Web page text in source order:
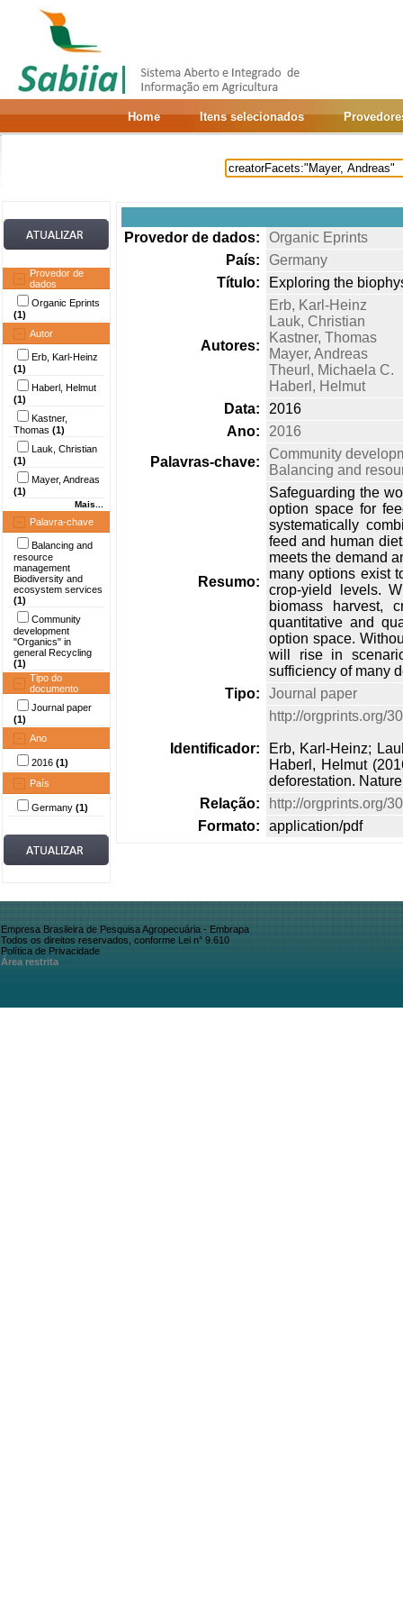
Home Itens selecionados
Provedor de
dados
Organic Eprints
(1)
Autor
Erb, Karl-Heinz
(1)
Haberl, Helmut
(1)
Kastner,
Thomas (1)
Lauk, Christian
(1)
Mayer, Andreas
(1)
Mais...
Palavra-chave
Balancing and
resource
management
Biodiversity and
ecosystem services
(1)
Community
development
"Organics" in
general Recycling
(1)
Tipo do
documento
Journal paper
(1)
Ano
2016 (1)
País
Germany (1)
Provedor de dados:
Organic Eprints
País:
Germany
Título:
Exploring the
Autores:
Erb, Karl-Heinz
Lauk, Christian
Kastner, Thomas
Mayer, Andreas
Theurl, Michaela C.
Haberl, Helmut
Data:
2016
Ano:
2016
Palavras-chave:
Community
Balancing and
Resumo:
Safeguarding the
option space for
systematically
feed and human
meets the demand
many options exist
crop-yield levels.
biomass harvest,
quantitative and
option space.
will rise in
sufficiency of many
Tipo:
Journal paper
Identificador:
http://orgprints.org/
Erb, Karl-Heinz;
Haberl, Helmut
deforestation.
Relação:
http://orgprints.org/
Formato:
application/pdf
Empresa Brasileira de Pesquisa Agropecuária - Embrapa
Todos os direitos reservados, conforme Lei n° 9.610
Política de Privacidade
Área restrita